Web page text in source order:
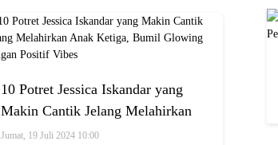
10 Potret Jessica Iskandar yang
Makin Cantik Jelang Melahirkan
Anak Ketiga, Bumil Glowing
Jumat, 19 Juli 2024 10:00